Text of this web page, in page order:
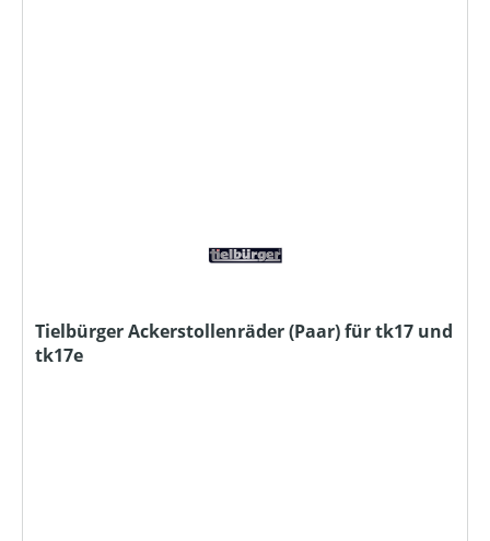
Tielbürger Ackerstollenräder (Paar) für tk17 und
tk17e